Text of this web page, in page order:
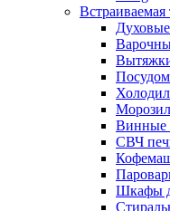
Встраиваемая
СВЧ
Шкафы